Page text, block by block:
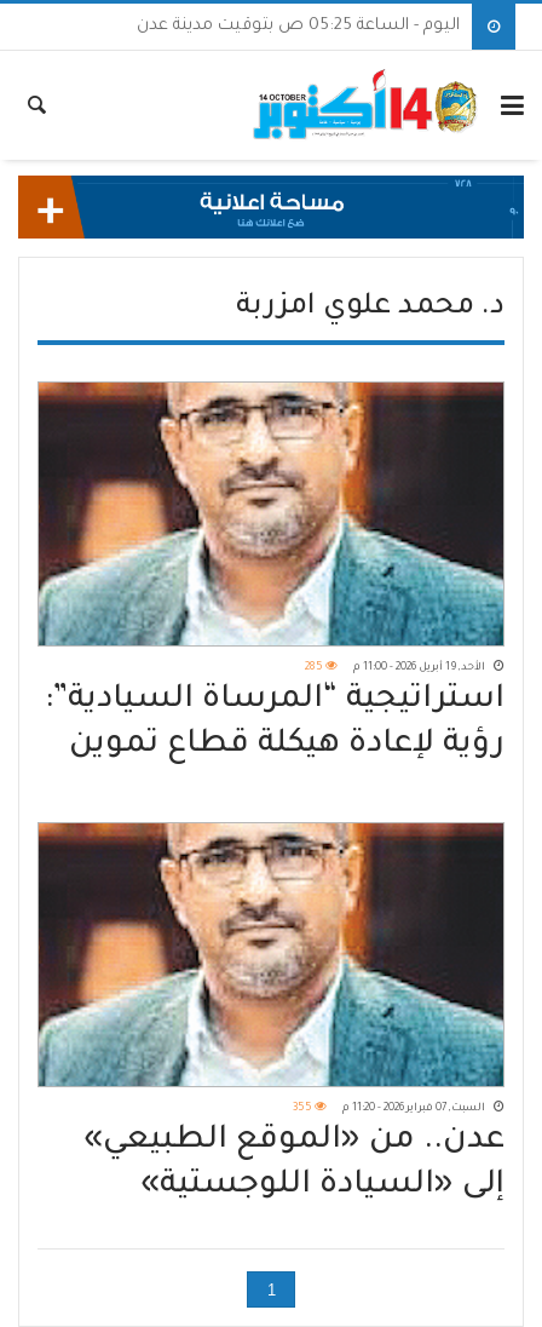
اليوم - الساعة 05:25 ص بتوقيت مدينة عدن
د. محمد علوي امزربة
الأحد, 19 أبريل 2026 - 11:00 م 285
استراتيجية “المرساة السيادية”:
رؤية لإعادة هيكلة قطاع تموين
السبت, 07 فبراير 2026 - 11:20 م 355
عدن.. من «الموقع الطبيعي»
إلى «السيادة اللوجستية»
1